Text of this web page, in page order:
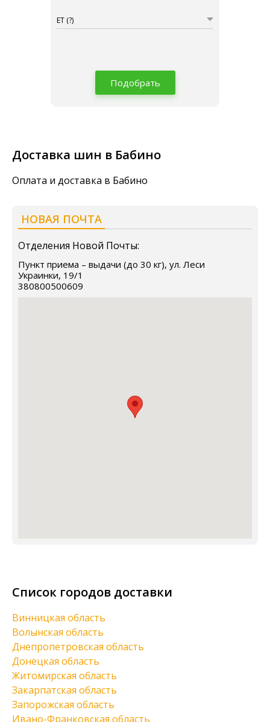
ET (?)
Подобрать
Доставка шин в Бабино
Оплата и доставка в Бабино
НОВАЯ ПОЧТА
Отделения Новой Почты:
Пункт приема – выдачи (до 30 кг), ул. Леси
Украинки, 19/1
380800500609
Список городов доставки
Винницкая область
Волынская область
Днепропетровская область
Донецкая область
Житомирская область
Закарпатская область
Запорожская область
Ивано-Франковская область